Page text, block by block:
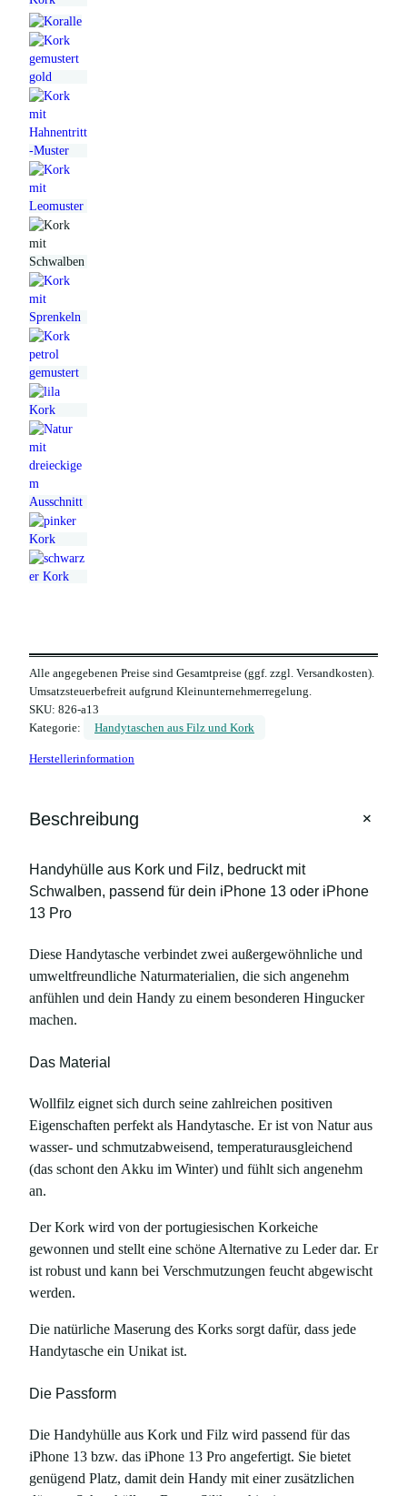
Alle angegebenen Preise sind Gesamtpreise (ggf. zzgl. Versandkosten).
Umsatzsteuerbefreit aufgrund Kleinunternehmerregelung.
SKU: 826-a13
Kategorie:
Handytaschen aus Filz und Kork
Herstellerinformation
Beschreibung +
Handyhülle aus Kork und Filz, bedruckt mit
Schwalben, passend für dein iPhone 13 oder iPhone
13 Pro
Diese Handytasche verbindet zwei außergewöhnliche und
umweltfreundliche Naturmaterialien, die sich angenehm
anfühlen und dein Handy zu einem besonderen Hingucker
machen.
Das Material
Wollfilz eignet sich durch seine zahlreichen positiven
Eigenschaften perfekt als Handytasche. Er ist von Natur aus
wasser- und schmutzabweisend, temperaturausgleichend
(das schont den Akku im Winter) und fühlt sich angenehm
an.
Der Kork wird von der portugiesischen Korkeiche
gewonnen und stellt eine schöne Alternative zu Leder dar. Er
ist robust und kann bei Verschmutzungen feucht abgewischt
werden.
Die natürliche Maserung des Korks sorgt dafür, dass jede
Handytasche ein Unikat ist.
Die Passform
Die Handyhülle aus Kork und Filz wird passend für das
iPhone 13 bzw. das iPhone 13 Pro angefertigt. Sie bietet
genügend Platz, damit dein Handy mit einer zusätzlichen